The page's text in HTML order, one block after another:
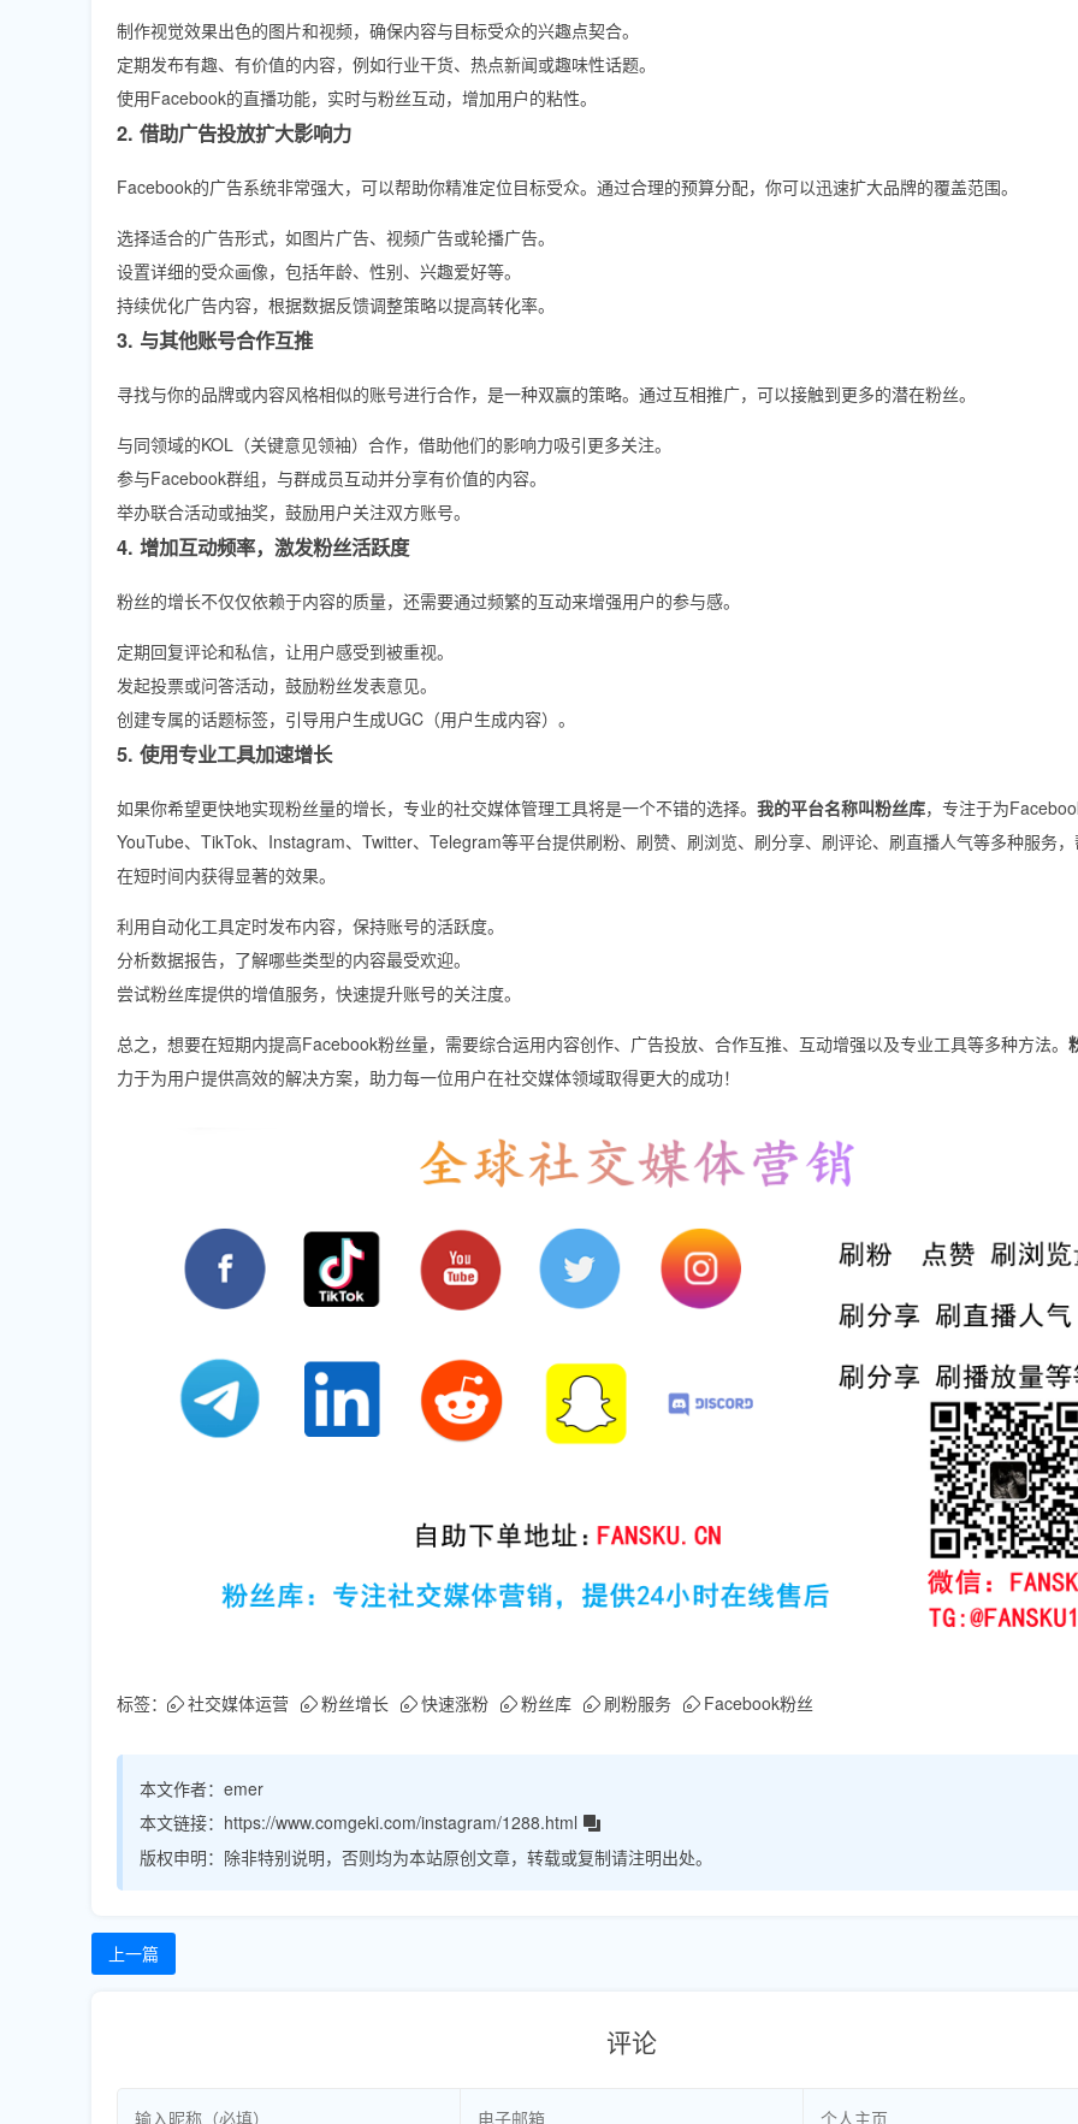
制作视觉效果出色的图片和视频，确保内容与目标受众的兴趣点契合。
定期发布有趣、有价值的内容，例如行业干货、热点新闻或趣味性话题。
使用Facebook的直播功能，实时与粉丝互动，增加用户的粘性。
2. 借助广告投放扩大影响力
Facebook的广告系统非常强大，可以帮助你精准定位目标受众。通过合理的预算分配，你可以迅速扩大品牌的覆盖范围。
选择适合的广告形式，如图片广告、视频广告或轮播广告。
设置详细的受众画像，包括年龄、性别、兴趣爱好等。
持续优化广告内容，根据数据反馈调整策略以提高转化率。
3. 与其他账号合作互推
寻找与你的品牌或内容风格相似的账号进行合作，是一种双赢的策略。通过互相推广，可以接触到更多的潜在粉丝。
与同领域的KOL（关键意见领袖）合作，借助他们的影响力吸引更多关注。
参与Facebook群组，与群成员互动并分享有价值的内容。
举办联合活动或抽奖，鼓励用户关注双方账号。
4. 增加互动频率，激发粉丝活跃度
粉丝的增长不仅仅依赖于内容的质量，还需要通过频繁的互动来增强用户的参与感。
定期回复评论和私信，让用户感受到被重视。
发起投票或问答活动，鼓励粉丝发表意见。
创建专属的话题标签，引导用户生成UGC（用户生成内容）。
5. 使用专业工具加速增长
如果你希望更快地实现粉丝量的增长，专业的社交媒体管理工具将是一个不错的选择。 我的平台名称叫粉丝库，专注于为
YouTube、TikTok、Instagram、Twitter、Telegram等平台提供刷粉、刷赞、刷浏览、刷分享、刷评论、刷直播人气等多种服务
在短时间内获得显著的效果。
利用自动化工具定时发布内容，保持账号的活跃度。
分析数据报告，了解哪些类型的内容最受欢迎。
尝试粉丝库提供的增值服务，快速提升账号的关注度。
总之，想要在短期内提高Facebook粉丝量，需要综合运用内容创作、广告投放、合作互推、互动增强以及专业工具等多种方法。
力于为用户提供高效的解决方案，助力每一位用户在社交媒体领域取得更大的成功！
标签： 社交媒体运营 粉丝增长 快速涨粉 粉丝库 刷粉服务 Facebook粉丝
本文作者： emer
本文链接： https://www.comgeki.com/instagram/1288.html
版权申明： 除非特别说明，否则均为本站原创文章，转载或复制请注明出处。
上一篇
评论